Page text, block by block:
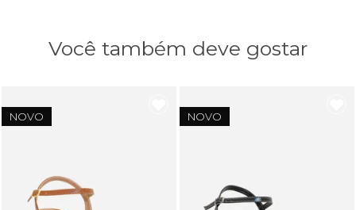
Você também deve gostar
NOVO NOVO